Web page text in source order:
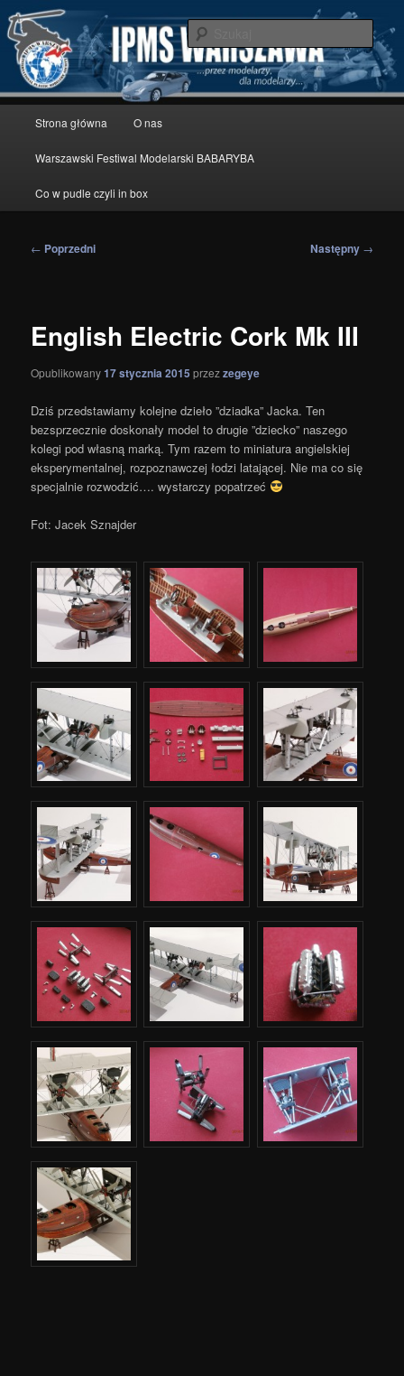
Przeskocz
do
tekstu
IPMS Warszawa
modelarstwo redukcyjne
Strona główna O nas
Warszawski Festiwal Modelarski BABARYBA
Co w pudle czyli in box
Nawigacja
← Poprzedni Następny →
English Electric Cork Mk III
Opublikowany17 stycznia 2015 przezzegeye
Dziś przedstawiamy kolejne dzieło ”dziadka” Jacka. Ten
bezsprzecznie doskonały model to drugie ”dziecko” naszego
kolegi pod własną marką. Tym razem to miniatura angielskiej
eksperymentalnej, rozpoznawczej łodzi latającej. Nie ma co się
specjalnie rozwodzić…. wystarczy popatrzeć
Fot: Jacek Sznajder